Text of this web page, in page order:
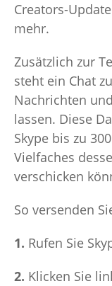
Creators-
mehr.
Zusätzlich zur
steht ein Chat
Nachrichten
lassen. Diese
Skype bis zu
Vielfaches
verschicken
So versenden
1. Rufen Sie
2. Klicken Sie